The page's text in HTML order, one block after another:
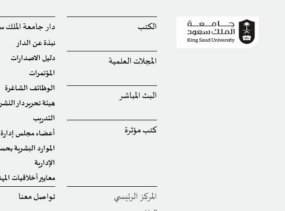
الكتب
المجلات العلمية
البث المباشر
كتب مؤثرة
دار جامعة
نبذة عن الدار
دليل الاصدارات
المؤتمرات
الوظائف الشاغرة
هيئة تحرير دار
التدريب
أعضاء مجلس إدارة
الموارد البشرية
الإدارية
معايير أخلاقيات
المركز الرئيسي تواصل معنا